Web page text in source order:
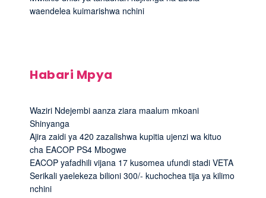
waendelea kuimarishwa nchini
Habari Mpya
Waziri Ndejembi aanza ziara maalum mkoani
Shinyanga
Ajira zaidi ya 420 zazalishwa kupitia ujenzi wa kituo
cha EACOP PS4 Mbogwe
EACOP yafadhili vijana 17 kusomea ufundi stadi VETA
Serikali yaelekeza bilioni 300/- kuchochea tija ya kilimo
nchini